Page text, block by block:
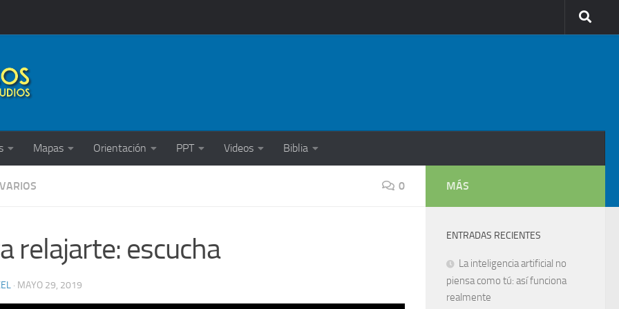
Mapas Orientación PPT Videos Biblia
0
relajarte: escucha
· MAYO 29, 2019
MÁS
ENTRADAS RECIENTES
La inteligencia artificial no
piensa como tú: así funciona
realmente